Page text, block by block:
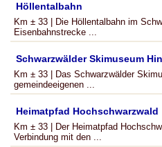
Höllentalbahn
Km ± 33 | Die Höllentalbahn im
Eisenbahnstrecke ...
Schwarzwälder Skimuseum
Km ± 33 | Das Schwarzwälder
gemeindeeigenen ...
Heimatpfad Hochschwarzwald
Km ± 33 | Der Heimatpfad
Verbindung mit den ...